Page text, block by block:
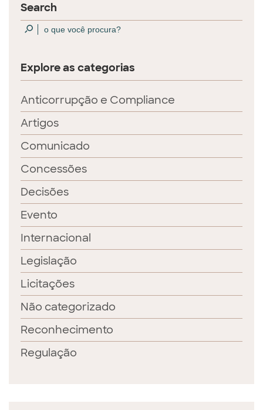
Search
Explore as categorias
Anticorrupção e Compliance
Artigos
Comunicado
Concessões
Decisões
Evento
Internacional
Legislação
Licitações
Não categorizado
Reconhecimento
Regulação